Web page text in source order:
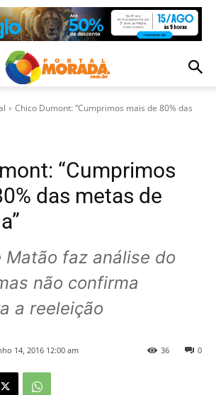
Chico Dumont: “Cumprimos mais de 80% das
“Cumprimos
das metas de
Matão faz análise do
não confirma
a reeleição
14, 2016 12:00 am 0
36